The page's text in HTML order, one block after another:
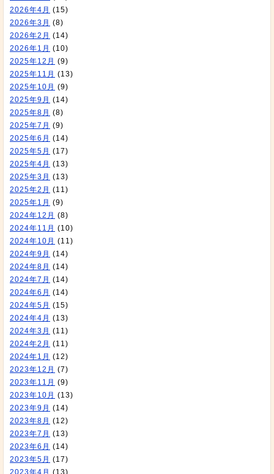
2026年4月 (15)
2026年3月 (8)
2026年2月 (14)
2026年1月 (10)
2025年12月 (9)
2025年11月 (13)
2025年10月 (9)
2025年9月 (14)
2025年8月 (8)
2025年7月 (9)
2025年6月 (14)
2025年5月 (17)
2025年4月 (13)
2025年3月 (13)
2025年2月 (11)
2025年1月 (9)
2024年12月 (8)
2024年11月 (10)
2024年10月 (11)
2024年9月 (14)
2024年8月 (14)
2024年7月 (14)
2024年6月 (14)
2024年5月 (15)
2024年4月 (13)
2024年3月 (11)
2024年2月 (11)
2024年1月 (12)
2023年12月 (7)
2023年11月 (9)
2023年10月 (13)
2023年9月 (14)
2023年8月 (12)
2023年7月 (13)
2023年6月 (14)
2023年5月 (17)
2023年4月 (13)